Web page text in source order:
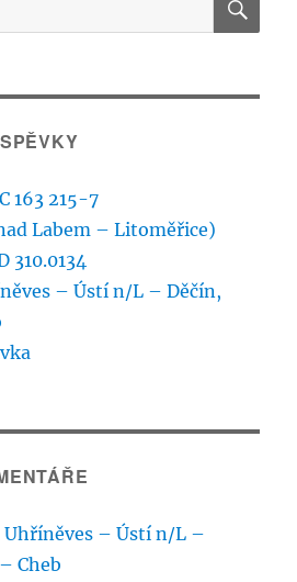
Scenario
163 215-7
Labem – Litoměřice)
310.0134
– Ústí n/L – Děčín,
Uhříněves – Ústí n/L –
Cheb